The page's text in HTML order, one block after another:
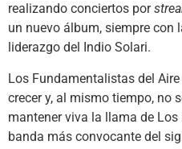
realizando conciertos por
un nuevo álbum, siempre con
liderazgo del Indio Solari.
Los Fundamentalistas del
crecer y, al mismo tiempo, no
mantener viva la llama de
banda más convocante del